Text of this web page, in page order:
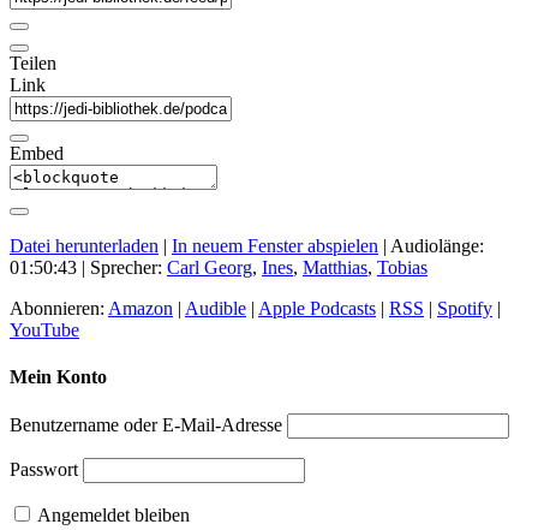
Teilen
Link
Embed
Datei herunterladen | In neuem Fenster abspielen | Audiolänge:
01:50:43 | Sprecher: Carl Georg, Ines, Matthias, Tobias
Abonnieren: Amazon | Audible | Apple Podcasts | RSS | Spotify |
YouTube
Mein Konto
Benutzername oder E-Mail-Adresse
Passwort
Angemeldet bleiben